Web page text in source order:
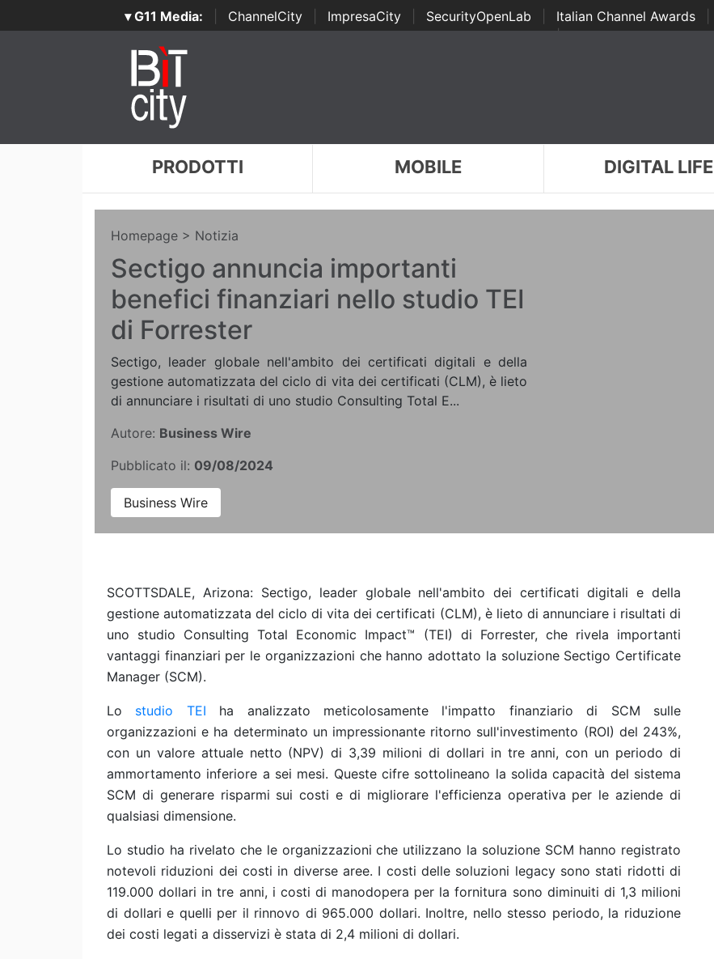
▾ G11 Media: ChannelCity ImpresaCity SecurityOpenLab Italian Channel Awards
Awards | ...
PRODOTTI MOBILE DIGITAL LIFE
Homepage > Notizia
Sectigo annuncia importanti
benefici finanziari nello studio TEI
di Forrester
Sectigo, leader globale nell'ambito dei certificati digitali e della
gestione automatizzata del ciclo di vita dei certificati (CLM), è lieto
di annunciare i risultati di uno studio Consulting Total E...
Autore: Business Wire
Pubblicato il: 09/08/2024
Business Wire
SCOTTSDALE, Arizona: Sectigo, leader globale nell'ambito dei certificati digitali e della
gestione automatizzata del ciclo di vita dei certificati (CLM), è lieto di annunciare i risultati di
uno studio Consulting Total Economic Impact™ (TEI) di Forrester, che rivela importanti
vantaggi finanziari per le organizzazioni che hanno adottato la soluzione Sectigo Certificate
Manager (SCM).
Lo studio TEI ha analizzato meticolosamente l'impatto finanziario di SCM sulle
organizzazioni e ha determinato un impressionante ritorno sull'investimento (ROI) del 243%,
con un valore attuale netto (NPV) di 3,39 milioni di dollari in tre anni, con un periodo di
ammortamento inferiore a sei mesi. Queste cifre sottolineano la solida capacità del sistema
SCM di generare risparmi sui costi e di migliorare l'efficienza operativa per le aziende di
qualsiasi dimensione.
Lo studio ha rivelato che le organizzazioni che utilizzano la soluzione SCM hanno registrato
notevoli riduzioni dei costi in diverse aree. I costi delle soluzioni legacy sono stati ridotti di
119.000 dollari in tre anni, i costi di manodopera per la fornitura sono diminuiti di 1,3 milioni
di dollari e quelli per il rinnovo di 965.000 dollari. Inoltre, nello stesso periodo, la riduzione
dei costi legati a disservizi è stata di 2,4 milioni di dollari.